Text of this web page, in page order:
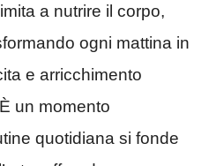
a nutrire il corpo,
ogni mattina in
e arricchimento
un momento
quotidiana si fonde